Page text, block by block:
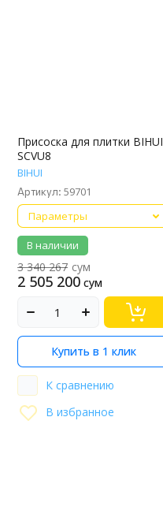
Присоска для плитки BIHUI
SCVU8
BIHUI
Артикул: 59701
Параметры
В наличии
3 340 267 сум
2 505 200 сум
Купить в 1 клик
К сравнению
В избранное